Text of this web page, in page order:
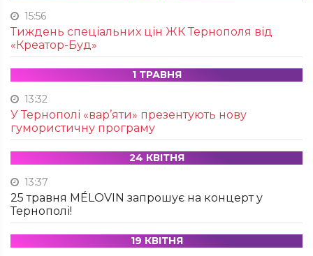
15:56
Тиждень спеціальних цін ЖК Тернополя від
«Креатор-Буд»
1 ТРАВНЯ
13:32
У Тернополі «вар’яти» презентують нову
гумористичну програму
24 КВІТНЯ
13:37
25 травня MÉLOVIN запрошує на концерт у
Тернополі!
19 КВІТНЯ